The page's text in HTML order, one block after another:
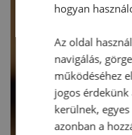
hogyan
Az oldal
navigálás,
működéséhez
jogos érdekünk
kerülnek,
azonban a